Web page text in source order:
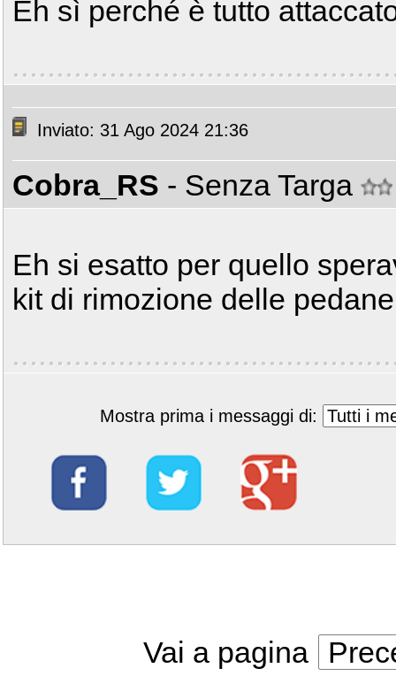
Eh sì perché è tutto
Inviato: 31 Ago 2024 21:36
Cobra_RS - Senza Targa
Eh si esatto per quello
kit di rimozione delle pedane
Mostra prima i messaggi di:
Vai a pagina